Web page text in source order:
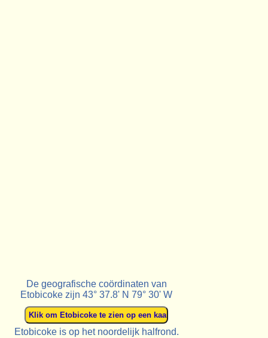
De geografische coördinaten van
Etobicoke zijn 43° 37.8' N 79° 30' W
Etobicoke is op het noordelijk halfrond.